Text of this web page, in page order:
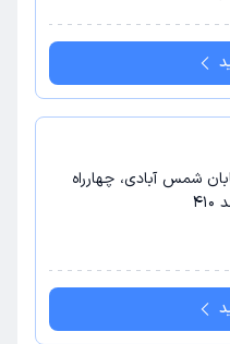
شمس آبادی، چهارراه